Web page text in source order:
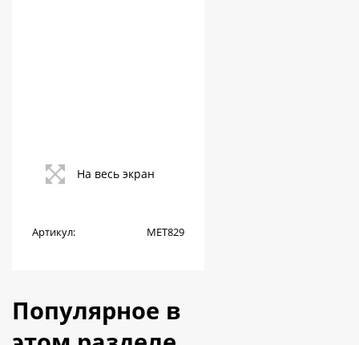
На весь экран
Артикул: МЕТ829
Популярное в